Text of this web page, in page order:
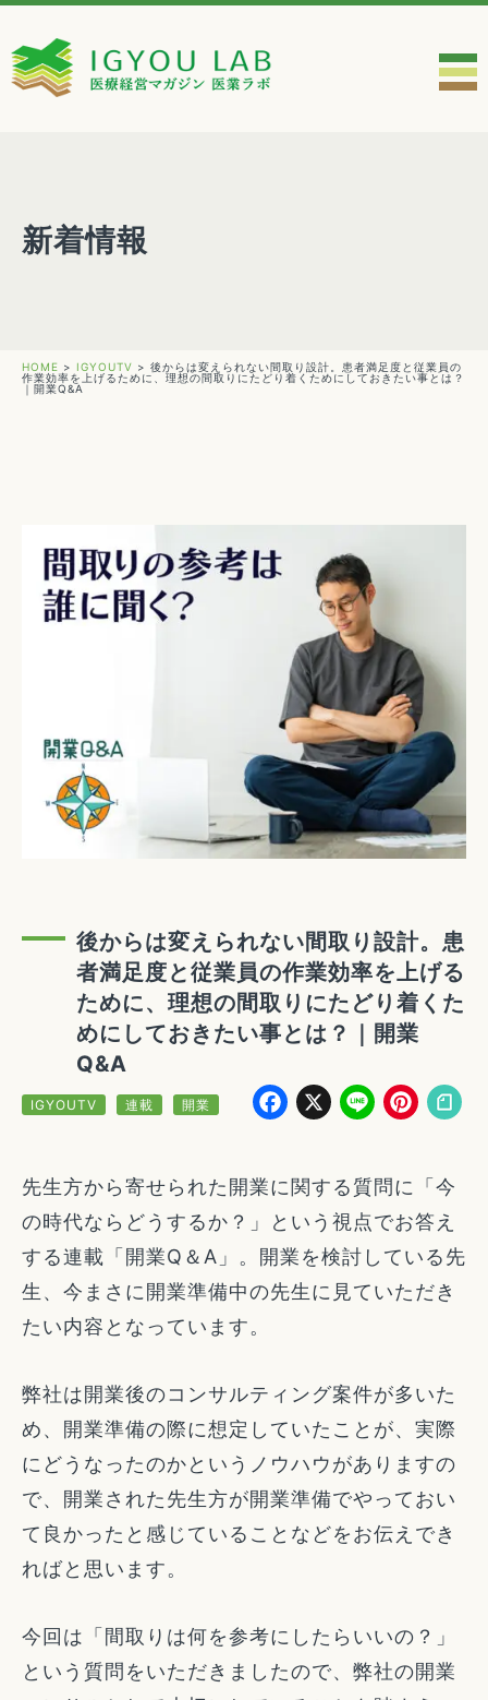
新着情報
HOME > IGYOUTV > 後からは変えられない間取り設計。患者満足度と従業員の
作業効率を上げるために、理想の間取りにたどり着くためにしておきたい事とは？
｜開業Q&A
後からは変えられない間取り設計。患
者満足度と従業員の作業効率を上げる
ために、理想の間取りにたどり着くた
めにしておきたい事とは？｜開業
Q&A
IGYOUTV 連載 開業 Facebook
X Line
先生方から寄せられた開業に関する質問に「今
の時代ならどうするか？」という視点でお答え
する連載「開業Q＆A」。開業を検討している先
生、今まさに開業準備中の先生に見ていただき
たい内容となっています。
弊社は開業後のコンサルティング案件が多いた
め、開業準備の際に想定していたことが、実際
にどうなったのかというノウハウがありますの
で、開業された先生方が開業準備でやっておい
て良かったと感じていることなどをお伝えでき
ればと思います。
今回は「間取りは何を参考にしたらいいの？」
という質問をいただきましたので、弊社の開業